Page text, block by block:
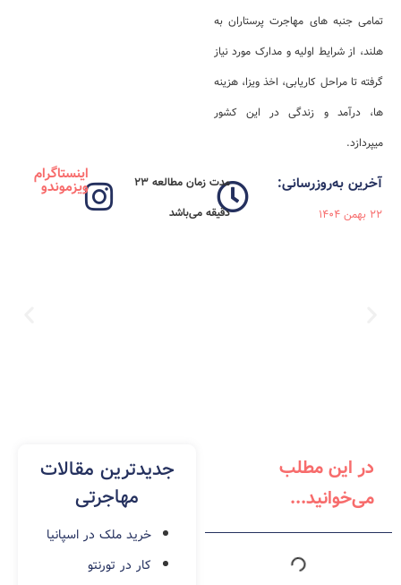
تمامی جنبه‌ های مهاجرت پرستاران به
هلند، از شرایط اولیه و مدارک مورد نیاز
گرفته تا مراحل کاریابی، اخذ ویزا، هزینه‌
ها، درآمد و زندگی در این کشور
میپردازد.
آخرین به‌روزرسانی:
22 بهمن 1404
مدت زمان مطالعه 23
دقیقه می‌باشد
اینستاگرام
ویزموندو
در این مطلب
می‌خوانید...
جدیدترین مقالات
مهاجرتی
خرید ملک در اسپانیا
کار در تورنتو